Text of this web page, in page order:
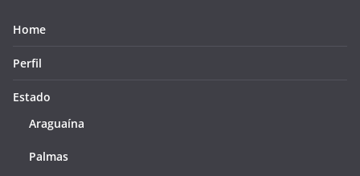
Home
Perfil
Estado
Araguaína
Palmas